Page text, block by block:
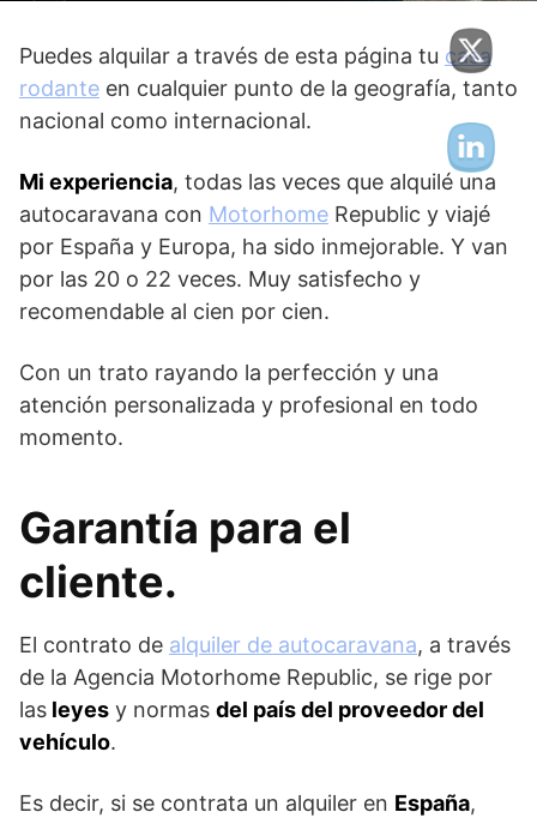
Puedes alquilar a través de esta página tu casa
rodante en cualquier punto de la geografía, tanto
nacional como internacional.
Mi experiencia, todas las veces que alquilé una
autocaravana con Motorhome Republic y viajé
por España y Europa, ha sido inmejorable. Y van
por las 20 o 22 veces. Muy satisfecho y
recomendable al cien por cien.
Con un trato rayando la perfección y una
atención personalizada y profesional en todo
momento.
Garantía para el
cliente.
El contrato de alquiler de autocaravana, a través
de la Agencia Motorhome Republic, se rige por
las leyes y normas del país del proveedor del
vehículo.
Es decir, si se contrata un alquiler en España,